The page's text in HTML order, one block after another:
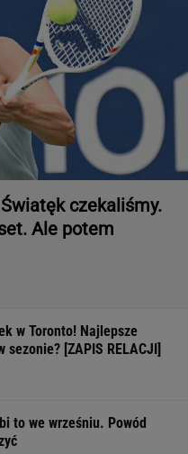
czekaliśmy.
Ale potem
w Toronto! Najlepsze
[ZAPIS RELACJI]
to we wrześniu. Powód